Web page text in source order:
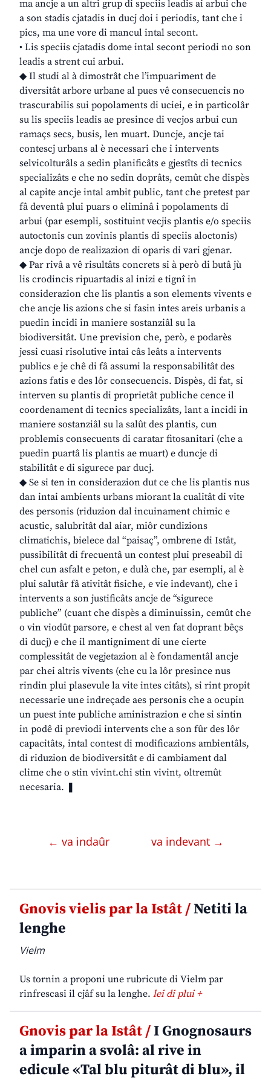
ma ancje a un altri grup di speciis leadis ai arbui che
a son stadis cjatadis in ducj doi i periodis, tant che i
pics, ma une vore di mancul intal secont.
• Lis speciis cjatadis dome intal secont periodi no son
leadis a strent cui arbui.
◆ Il studi al à dimostrât che l’impuariment de
diversitât arbore urbane al pues vê consecuencis no
trascurabilis sui popolaments di uciei, e in particolâr
su lis speciis leadis ae presince di vecjos arbui cun
ramaçs secs, busis, len muart. Duncje, ancje tai
contescj urbans al è necessari che i intervents
selvicolturâls a sedin planificâts e gjestîts di tecnics
specializâts e che no sedin doprâts, cemût che dispès
al capite ancje intal ambit public, tant che pretest par
fâ deventâ plui puars o eliminâ i popolaments di
arbui (par esempli, sostituint vecjis plantis e/o speciis
autoctonis cun zovinis plantis di speciis aloctonis)
ancje dopo de realizazion di oparis di vari gjenar.
◆ Par rivâ a vê risultâts concrets si à però di butâ jù
lis crodincis ripuartadis al inizi e tignî in
considerazion che lis plantis a son elements vivents e
che ancje lis azions che si fasin intes areis urbanis a
puedin incidi in maniere sostanziâl su la
biodiversitât. Une prevision che, però, e podarès
jessi cuasi risolutive intai câs leâts a intervents
publics e je chê di fâ assumi la responsabilitât des
azions fatis e des lôr consecuencis. Dispès, di fat, si
interven su plantis di proprietât publiche cence il
coordenament di tecnics specializâts, lant a incidi in
maniere sostanziâl su la salût des plantis, cun
problemis consecuents di caratar fitosanitari (che a
puedin puartâ lis plantis ae muart) e duncje di
stabilitât e di sigurece par ducj.
◆ Se si ten in considerazion dut ce che lis plantis nus
dan intai ambients urbans miorant la cualitât di vite
des personis (riduzion dal incuinament chimic e
acustic, salubritât dal aiar, miôr cundizions
climatichis, bielece dal “paisaç”, ombrene di Istât,
pussibilitât di frecuentâ un contest plui preseabil di
chel cun asfalt e peton, e dulà che, par esempli, al è
plui salutâr fâ ativitât fisiche, e vie indevant), che i
intervents a son justificâts ancje de “sigurece
publiche” (cuant che dispès a diminuissin, cemût che
o vin viodût parsore, e chest al ven fat doprant bêçs
di ducj) e che il mantigniment di une cierte
complessitât de vegjetazion al è fondamentâl ancje
par chei altris vivents (che cu la lôr presince nus
rindin plui plasevule la vite intes citâts), si rint propit
necessarie une indreçade aes personis che a ocupin
un puest inte publiche aministrazion e che si sintin
in podê di previodi intervents che a son fûr des lôr
capacitâts, intal contest di modificazions ambientâls,
di riduzion de biodiversitât e di cambiament dal
clime che o stin vivint.chi stin vivint, oltremût
necesaria. ❚
← va indaûr va indevant →
Gnovis vielis par la Istât /Netiti la
lenghe
Vielm
Us tornin a proponi une rubricute di Vielm par
rinfrescasi il cjâf su la lenghe. lei di plui +
Gnovis par la Istât /I Gnognosaurs
a imparin a svolâ: al rive in
edicule «Tal blu piturât di blu», il